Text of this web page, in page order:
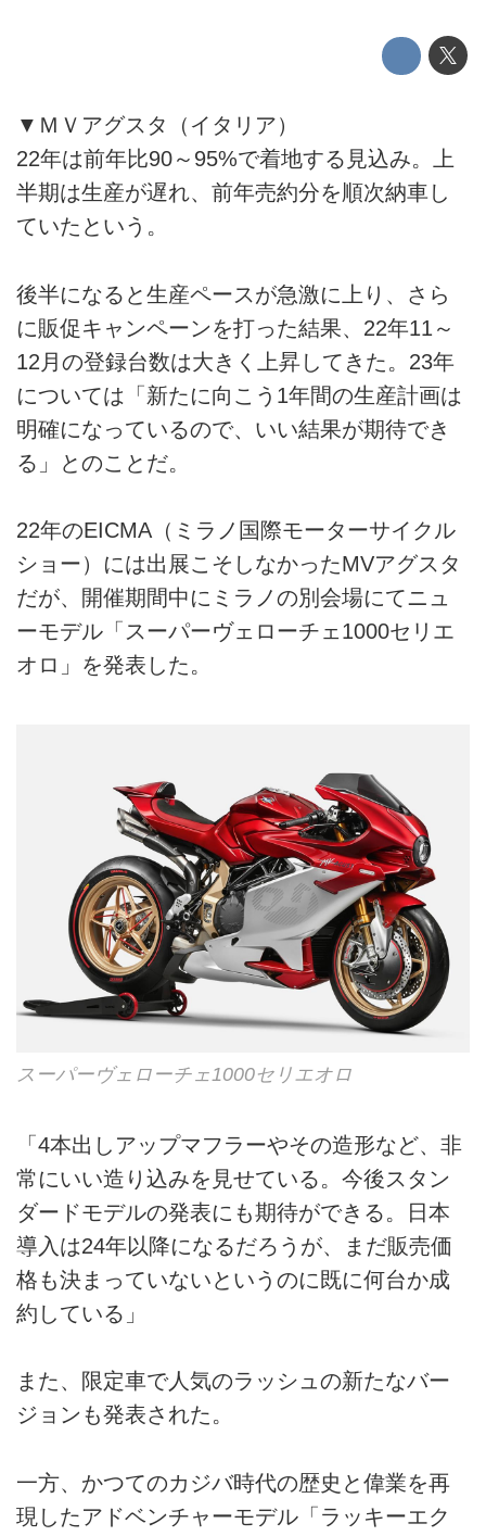
▼ＭＶアグスタ（イタリア）
22年は前年比90～95%で着地する見込み。上
半期は生産が遅れ、前年売約分を順次納車し
ていたという。
後半になると生産ペースが急激に上り、さら
に販促キャンペーンを打った結果、22年11～
12月の登録台数は大きく上昇してきた。23年
については「新たに向こう1年間の生産計画は
明確になっているので、いい結果が期待でき
る」とのことだ。
22年のEICMA（ミラノ国際モーターサイクル
ショー）には出展こそしなかったMVアグスタ
だが、開催期間中にミラノの別会場にてニュ
ーモデル「スーパーヴェローチェ1000セリエ
オロ」を発表した。
スーパーヴェローチェ1000セリエオロ
「4本出しアップマフラーやその造形など、非
常にいい造り込みを見せている。今後スタン
ダードモデルの発表にも期待ができる。日本
導入は24年以降になるだろうが、まだ販売価
格も決まっていないというのに既に何台か成
約している」
また、限定車で人気のラッシュの新たなバー
ジョンも発表された。
一方、かつてのカジバ時代の歴史と偉業を再
現したアドベンチャーモデル「ラッキーエク